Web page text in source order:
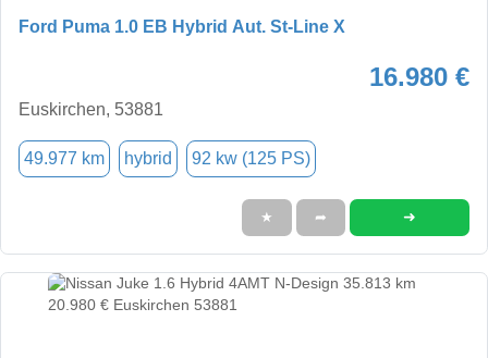
Ford Puma 1.0 EB Hybrid Aut. St-Line X
16.980 €
Euskirchen, 53881
49.977 km hybrid 92 kw (125 PS)
★ ➦ ➜